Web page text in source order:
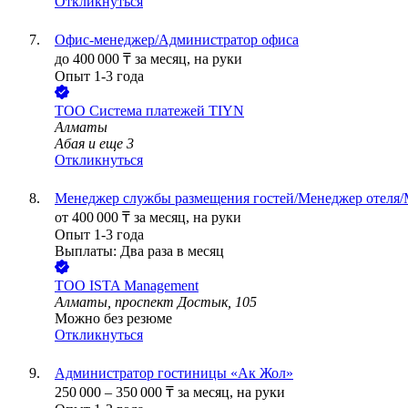
Офис-менеджер/Администратор офиса
до 400 000 ₸ за месяц, на руки
Опыт 1-3 года
ТОО Система платежей TIYN
Алматы
Абая и еще 3
Откликнуться
Менеджер службы размещения гостей/Менеджер
от 400 000 ₸ за месяц, на руки
Опыт 1-3 года
Выплаты: Два раза в месяц
ТОО ISTA Management
Алматы, проспект Достык, 105
Можно без резюме
Откликнуться
Администратор гостиницы «Ак Жол»
250 000 – 350 000 ₸ за месяц, на руки